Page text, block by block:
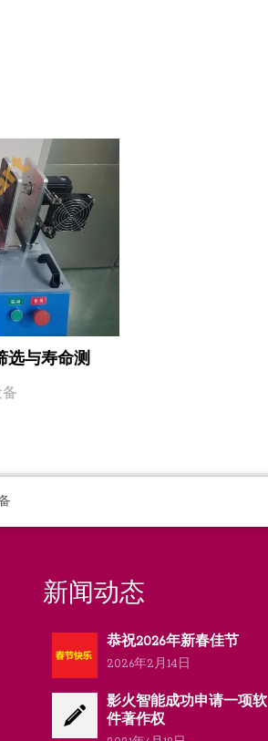
选与寿命测
新闻动态
恭祝2026年新春佳节
2026年2月14日
影火智能成功申请一项软
件著作权